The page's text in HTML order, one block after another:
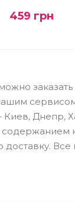
459 грн
Киев, Днепр,
Все